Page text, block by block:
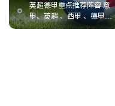
英超德甲重点推荐阵容 意
甲、英超 、西甲 、德甲、
法甲各有些什么特点